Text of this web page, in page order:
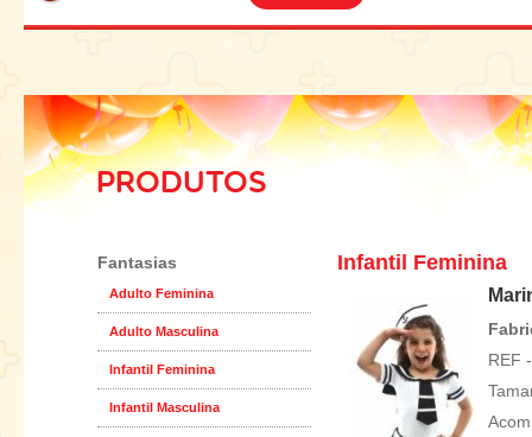
PRODUTOS
Fantasias
Adulto Feminina
Adulto Masculina
Infantil Feminina
Infantil Masculina
Infantil Feminina
REF